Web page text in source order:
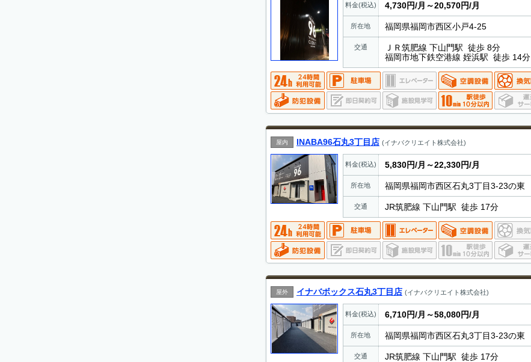
料金(税込) 4,730円/月～20,570円/月
所在地 福岡県福岡市西区小戸4-25
交通
ＪＲ筑肥線 下山門駅 徒歩 8分
福岡市地下鉄空港線 姪浜駅 徒歩 14分
屋内 INABA96石丸3丁目店 (イナバクリエイト株式会社)
料金(税込) 5,830円/月～22,330円/月
所在地 福岡県福岡市西区石丸3丁目3-23の東
交通 JR筑肥線 下山門駅 徒歩 17分
屋外 イナバボックス石丸3丁目店 (イナバクリエイト株式会社)
料金(税込) 6,710円/月～58,080円/月
所在地 福岡県福岡市西区石丸3丁目3-23の東
交通 JR筑肥線 下山門駅 徒歩 17分